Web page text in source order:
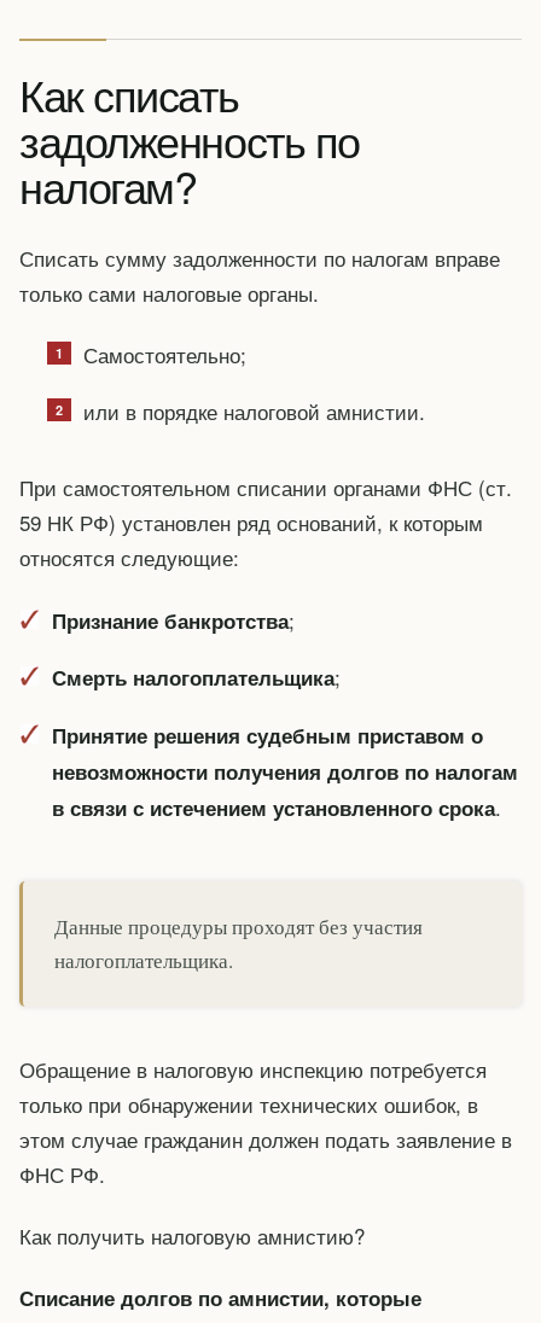
Как списать
задолженность по
налогам?
Списать сумму задолженности по налогам вправе
только сами налоговые органы.
Самостоятельно;
или в порядке налоговой амнистии.
При самостоятельном списании органами ФНС (ст.
59 НК РФ) установлен ряд оснований, к которым
относятся следующие:
Признание банкротства;
Смерть налогоплательщика;
Принятие решения судебным приставом о
невозможности получения долгов по налогам
в связи с истечением установленного срока.
Данные процедуры проходят без участия
налогоплательщика.
Обращение в налоговую инспекцию потребуется
только при обнаружении технических ошибок, в
этом случае гражданин должен подать заявление в
ФНС РФ.
Как получить налоговую амнистию?
Списание долгов по амнистии, которые